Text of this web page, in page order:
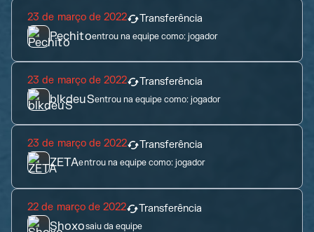
23 de março de 2022 Transferência
Pechitoentrou na equipe como:jogador
23 de março de 2022 Transferência
blkdeuSentrou na equipe como:jogador
23 de março de 2022 Transferência
ZETAentrou na equipe como:jogador
22 de março de 2022 Transferência
Shoxosaiu da equipe